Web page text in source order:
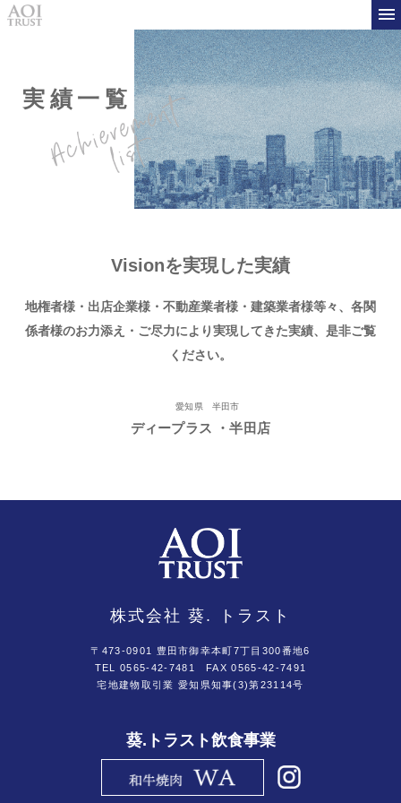
実績一覧
Visionを実現した実績
地権者様・出店企業様・不動産業者様・建築業者様等々、 各関
係者様のお力添え・ご尽力により実現してきた実績、是非ご覧
ください。
愛知県 半田市
ディープラス ・半田店
株式会社 葵. トラスト
〒473-0901 豊田市御幸本町7丁目300番地6
TEL 0565-42-7481
FAX 0565-42-7491
宅地建物取引業 愛知県知事(3)第23114号
葵.トラスト飲食事業